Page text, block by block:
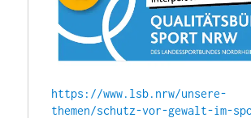
https://www.lsb.nrw/unsere-
themen/schutz-vor-gewalt-im-